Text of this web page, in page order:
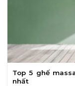
Top 5 ghế
nhất